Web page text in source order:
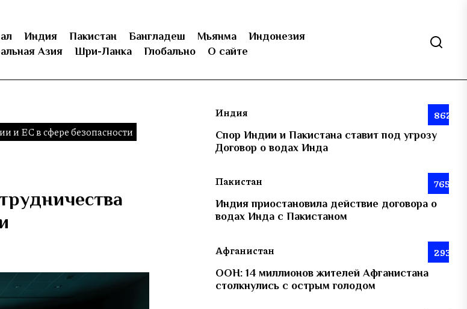
Индия Пакистан Бангладеш Мьянма
Индонезия
Азия Шри-Ланка Глобально О сайте
и ЕС в сфере безопасности
Индия 862
Спор Индии и Пакистана ставит под угрозу
Договор о водах Инда
Пакистан 765
Индия приостановила действие договора о
водах Инда с Пакистаном
Афганистан 293
ООН: 14 миллионов жителей Афганистана
столкнулись с острым голодом